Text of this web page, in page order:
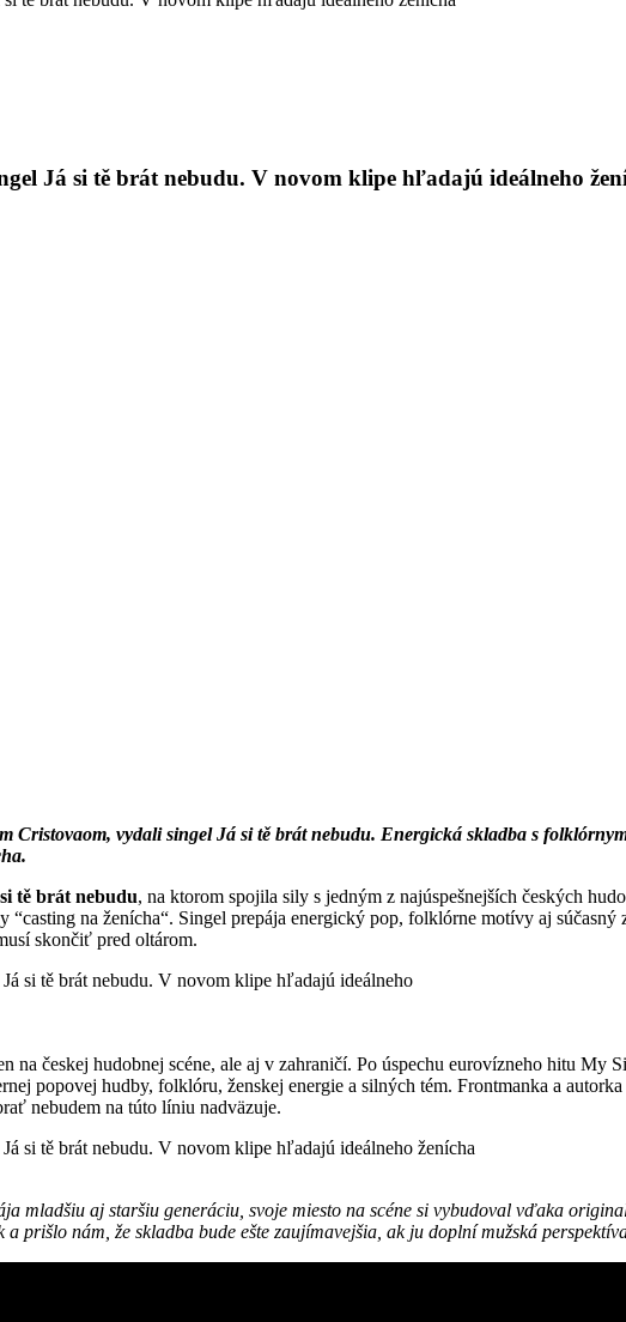
Já si tě brát nebudu. V novom klipe hľadajú ideálneho
Cristovaom, vydali singel Já si tě brát nebudu. Energická skladba s
tě brát nebudu, na ktorom spojila sily s jedným z najúspešnejších českých
na ženícha“. Singel prepája energický pop, folklórne motívy aj
skončiť pred oltárom.
na českej hudobnej scéne, ale aj v zahraničí. Po úspechu eurovízneho hitu My
popovej hudby, folklóru, ženskej energie a silných tém. Frontmanka a
nebudem na túto líniu nadväzuje.
mladšiu aj staršiu generáciu, svoje miesto na scéne si vybudoval vďaka
prišlo nám, že skladba bude ešte zaujímavejšia, ak ju doplní mužská